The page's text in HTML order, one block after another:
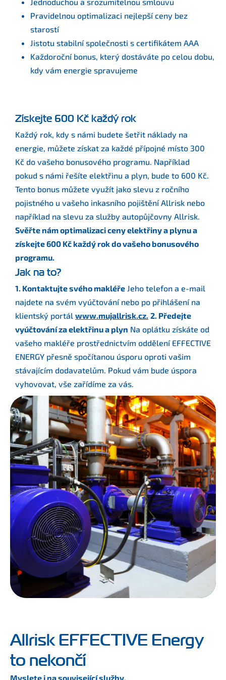
Pravidelnou optimalizaci nejlepší ceny bez
starostí
Jistotu stabilní společnosti s certifikátem AAA
Každoroční bonus, který dostáváte po celou dobu,
kdy vám energie spravujeme
Získejte 600 Kč každý rok
Každý rok, kdy s námi budete šetřit náklady na
energie, můžete získat za každé přípojné místo 300
Kč do vašeho bonusového programu. Například
pokud s námi řešíte elektřinu a plyn, bude to 600 Kč.
Tento bonus můžete využít jako slevu z ročního
pojistného u vašeho inkasního pojištění Allrisk nebo
například na slevu za služby autopůjčovny Allrisk.
Svěřte nám optimalizaci ceny elektřiny a plynu a
získejte 600 Kč každý rok do vašeho bonusového
programu.
Jak na to?
1. Kontaktujte svého makléře Jeho telefon a e-mail
najdete na svém vyúčtování nebo po přihlášení na
klientský portál www.mujallrisk.cz. 2. Předejte
vyúčtování za elektřinu a plyn Na oplátku získáte od
vašeho makléře prostřednictvím oddělení EFFECTIVE
ENERGY přesně spočítanou úsporu oproti vašim
stávajícím dodavatelům. Pokud vám bude úspora
vyhovovat, vše zařídíme za vás.
Allrisk EFFECTIVE Energy
to nekončí
Myslete i na související služby.